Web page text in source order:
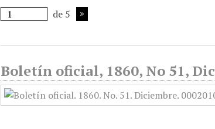
de 5
Boletín oficial, 1860, No 51,